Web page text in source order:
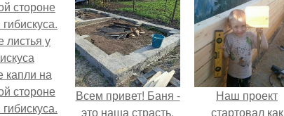
капли на
стороне
Всем привет! Баня -
это наша страсть,
Наш проект
стартовал как